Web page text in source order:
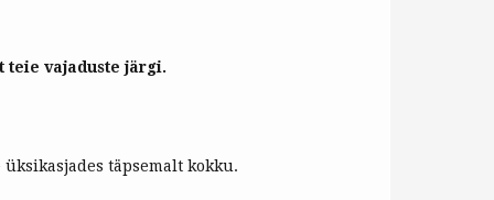
teie vajaduste järgi.
täpsemalt kokku.